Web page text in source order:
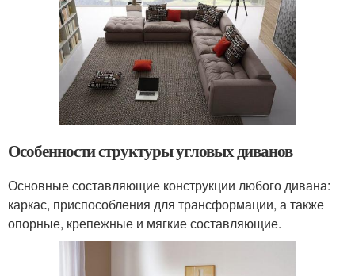
Особенности структуры угловых диванов
Основные составляющие конструкции любого дивана:
каркас, приспособления для трансформации, а также
опорные, крепежные и мягкие составляющие.